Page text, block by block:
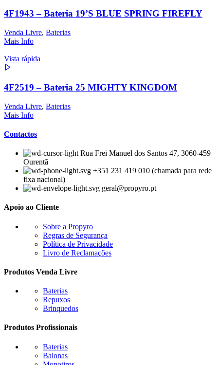
4F1943 – Bateria 19’S BLUE SPRING FIREFLY
Venda Livre, Baterias
Mais Info
Vista rápida
4F2519 – Bateria 25 MIGHTY KINGDOM
Venda Livre, Baterias
Mais Info
Contactos
Rua Frei Manuel dos Santos 47, 3060-459
Ourentã​
+351 231 419 010 (chamada para rede
fixa nacional)
geral@propyro.pt
Apoio ao Cliente
Sobre a Propyro
Regras de Segurança
Política de Privacidade
Livro de Reclamações
Produtos Venda Livre
Baterias
Repuxos
Brinquedos
Produtos Profissionais
Baterias
Balonas